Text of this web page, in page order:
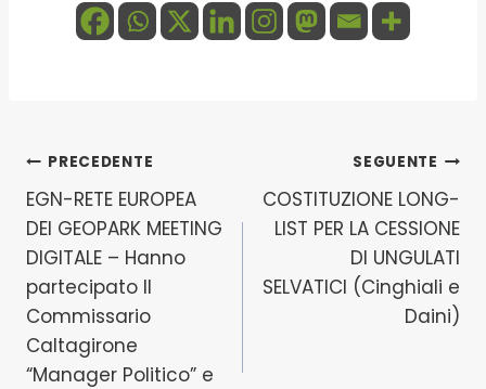
Navigazione
articoli
PRECEDENTE
EGN-RETE EUROPEA
DEI GEOPARK MEETING
DIGITALE – Hanno
partecipato Il
Commissario
Caltagirone
“Manager Politico” e
SEGUENTE
COSTITUZIONE LONG-
LIST PER LA CESSIONE
DI UNGULATI
SELVATICI (Cinghiali e
Daini)